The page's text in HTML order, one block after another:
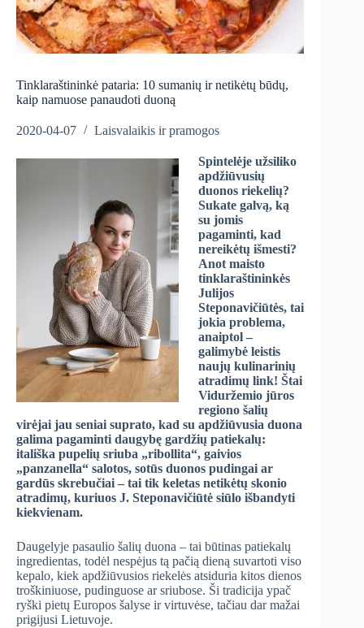
Tinklaraštininkė pataria: 10 sumanių ir netikėtų būdų,
kaip namuose panaudoti duoną
2020-04-07 Laisvalaikis ir pramogos
Spintelėje užsiliko
apdžiūvusių
duonos riekelių?
Sukate galvą, ką
su jomis
pagaminti, kad
nereikėtų išmesti?
Anot maisto
tinklaraštininkės
Julijos
Steponavičiūtės, tai
jokia problema,
anaiptol –
galimybė leistis
naujų kulinarinių
atradimų link! Štai
Viduržemio jūros
regiono šalių
virėjai jau seniai suprato, kad su apdžiūvusia duona
galima pagaminti daugybę gardžių patiekalų:
itališka pupelių sriuba „ribollita“, gaivios
„panzanella“ salotos, sotūs duonos pudingai ar
gardūs skrebučiai – tai tik keletas netikėtų skonio
atradimų, kuriuos J. Steponavičiūtė siūlo išbandyti
kiekvienam.
Daugelyje pasaulio šalių duona – tai būtinas patiekalų
ingredientas, todėl nespėjus tą pačią dieną suvartoti viso
kepalo, kiek apdžiūvusios riekelės atsiduria kitos dienos
troškiniuose, pudinguose ar sriubose. Ši tradicija ypač
ryški pietų Europos šalyse ir virtuvėse, tačiau dar mažai
prigijusi Lietuvoje.